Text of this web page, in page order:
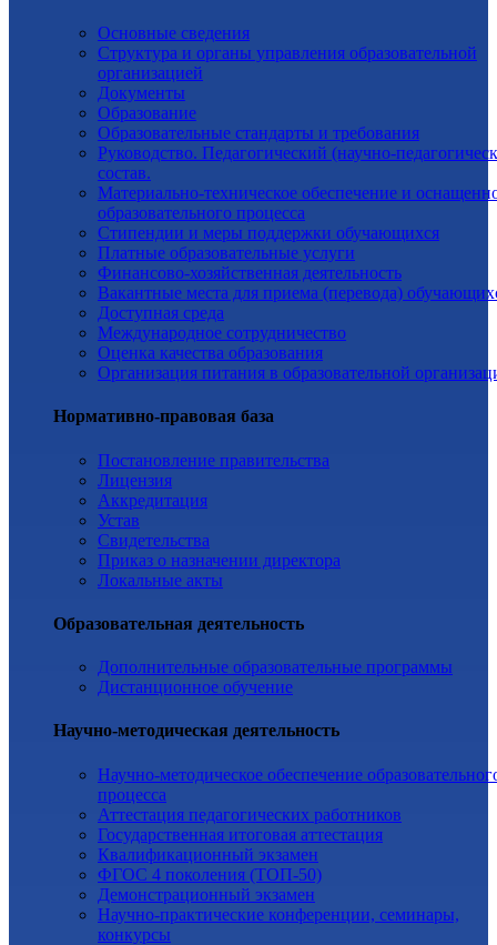
Основные сведения
Структура и органы управления образовательной
организацией
Документы
Образование
Образовательные стандарты и требования
Руководство. Педагогический (научно-
состав.
Материально-техническое обеспечение и
образовательного процесса
Стипендии и меры поддержки обучающихся
Платные образовательные услуги
Финансово-хозяйственная деятельность
Вакантные места для приема (перевода)
Доступная среда
Международное сотрудничество
Оценка качества образования
Организация питания в образовательной
Нормативно-правовая база
Постановление правительства
Лицензия
Аккредитация
Устав
Свидетельства
Приказ о назначении директора
Локальные акты
Образовательная деятельность
Дополнительные образовательные программы
Дистанционное обучение
Научно-методическая деятельность
Научно-методическое обеспечение
процесса
Аттестация педагогических работников
Государственная итоговая аттестация
Квалификационный экзамен
ФГОС 4 поколения (ТОП-50)
Демонстрационный экзамен
Научно-практические конференции, семинары,
конкурсы